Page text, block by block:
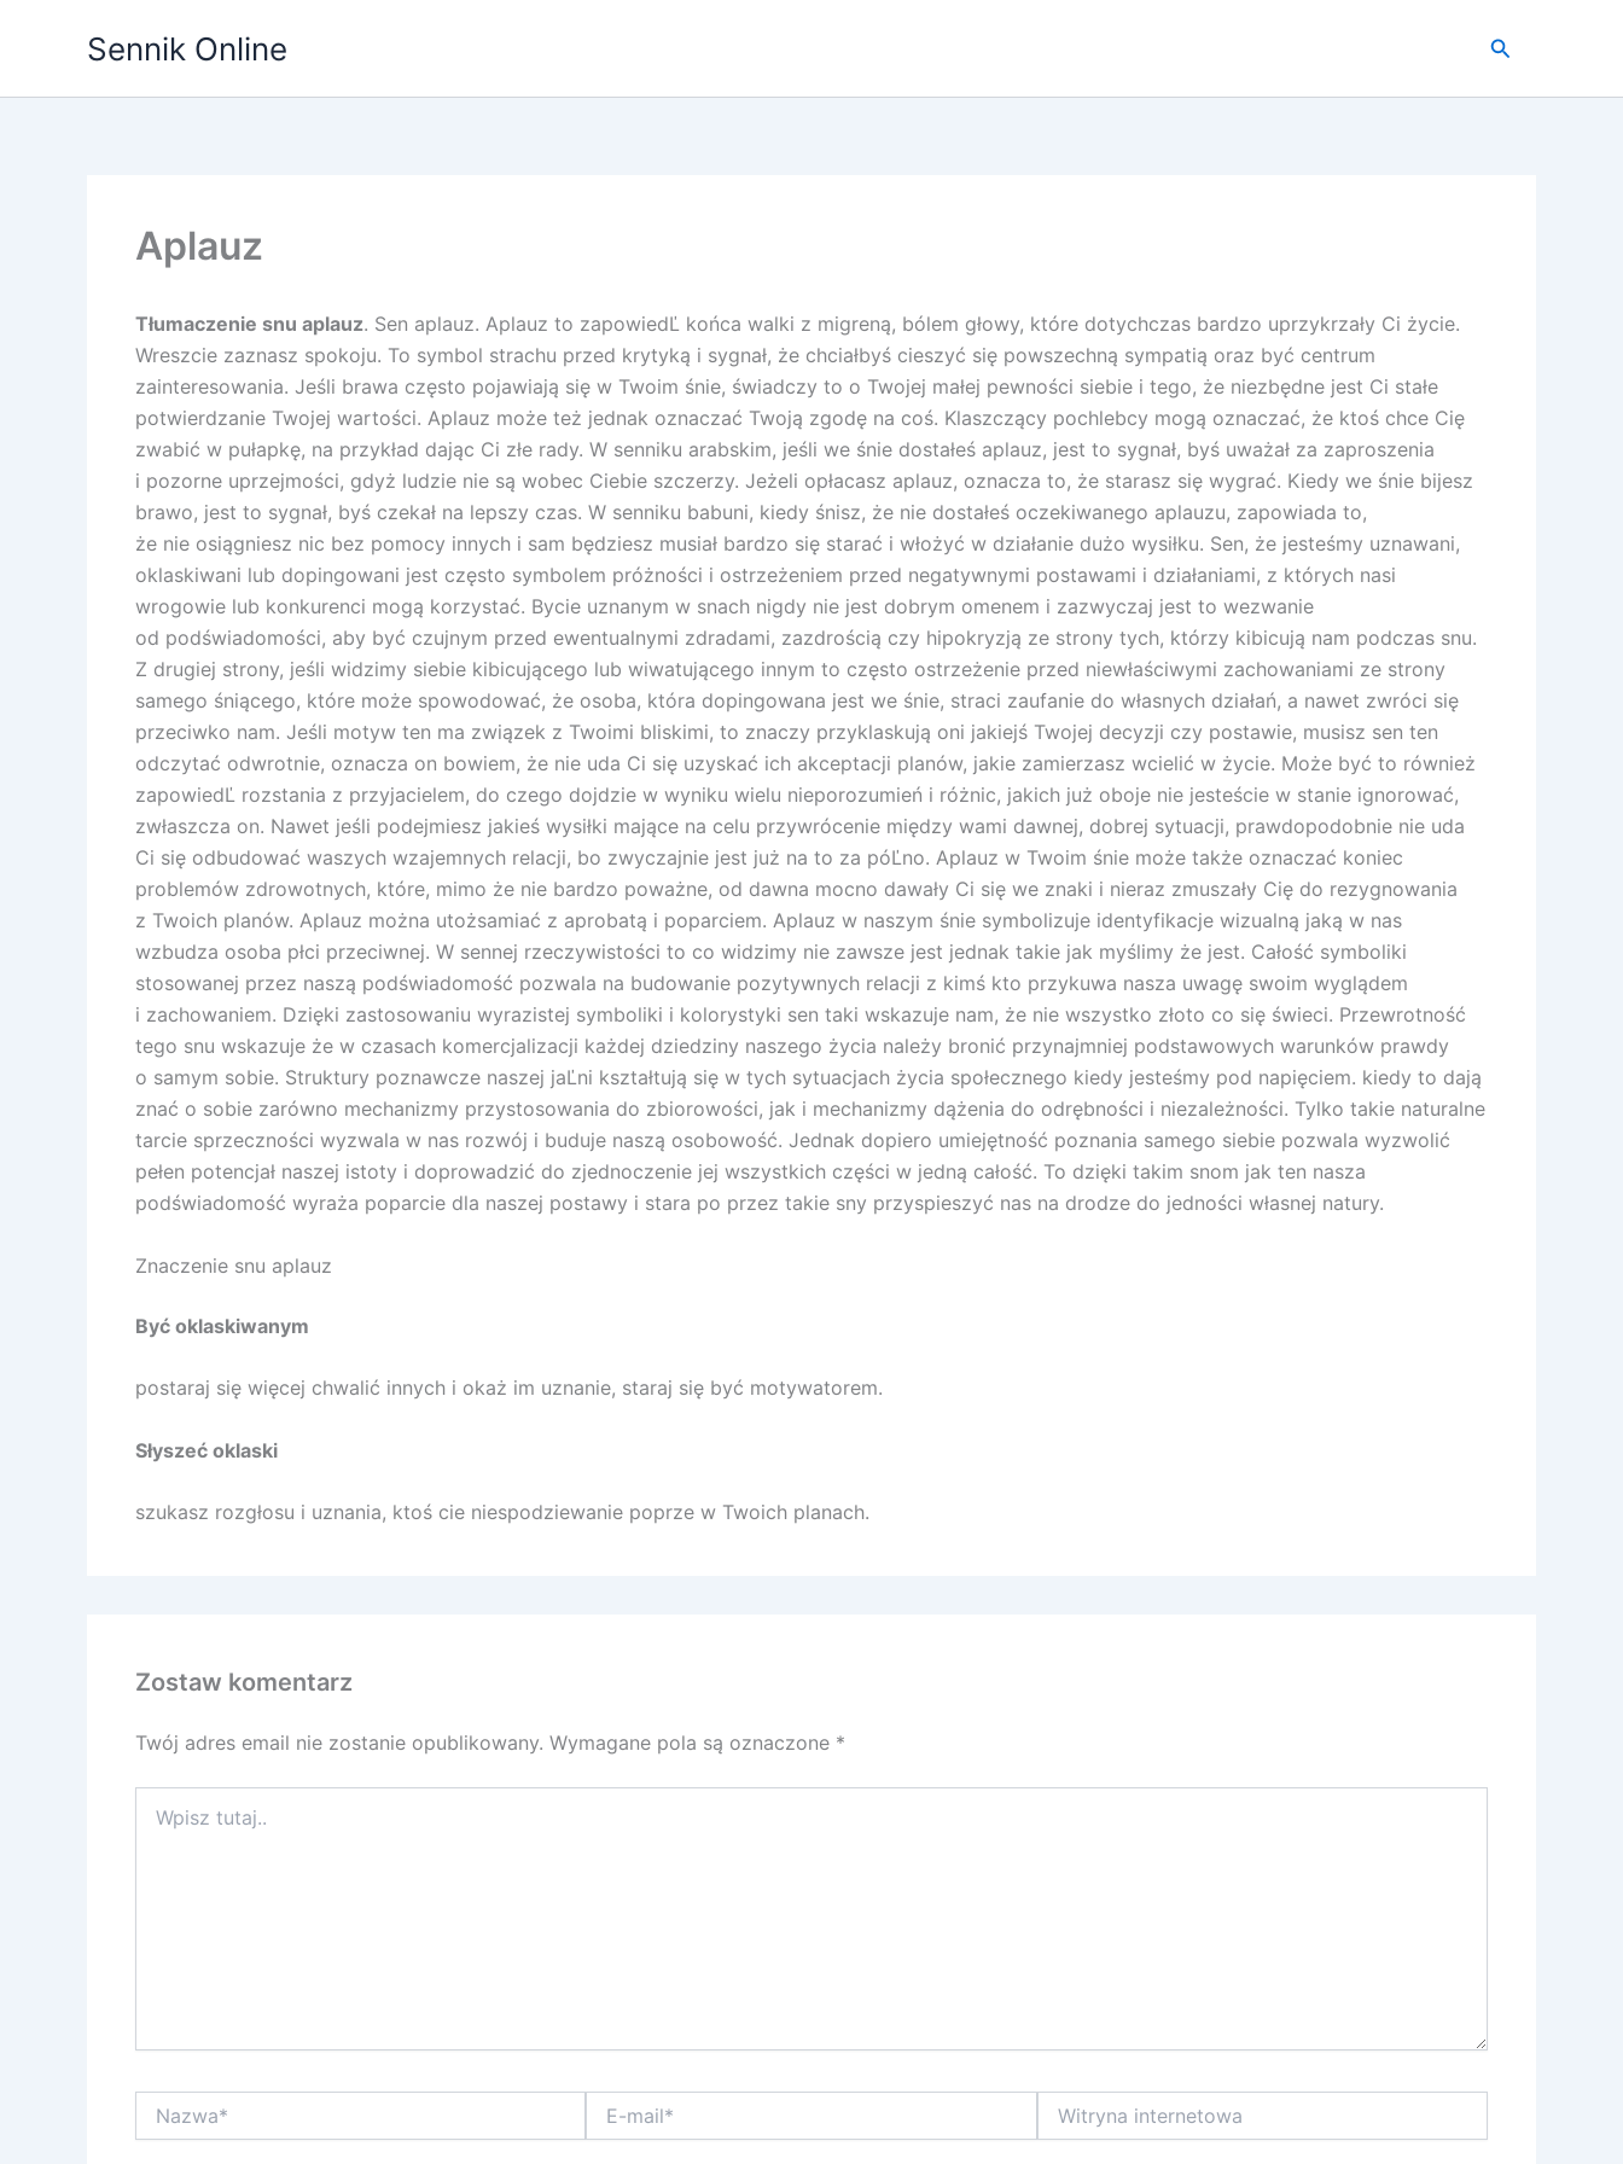
Sennik Online Szukaj
Aplauz
Tłumaczenie snu aplauz. Sen aplauz. Aplauz to zapowiedĽ końca walki z migreną, bólem głowy, które dotychczas bardzo uprzykrzały Ci życie.
Wreszcie zaznasz spokoju. To symbol strachu przed krytyką i sygnał, że chciałbyś cieszyć się powszechną sympatią oraz być centrum
zainteresowania. Jeśli brawa często pojawiają się w Twoim śnie, świadczy to o Twojej małej pewności siebie i tego, że niezbędne jest Ci stałe
potwierdzanie Twojej wartości. Aplauz może też jednak oznaczać Twoją zgodę na coś. Klaszczący pochlebcy mogą oznaczać, że ktoś chce Cię
zwabić w pułapkę, na przykład dając Ci złe rady. W senniku arabskim, jeśli we śnie dostałeś aplauz, jest to sygnał, byś uważał za zaproszenia
i pozorne uprzejmości, gdyż ludzie nie są wobec Ciebie szczerzy. Jeżeli opłacasz aplauz, oznacza to, że starasz się wygrać. Kiedy we śnie bijesz
brawo, jest to sygnał, byś czekał na lepszy czas. W senniku babuni, kiedy śnisz, że nie dostałeś oczekiwanego aplauzu, zapowiada to,
że nie osiągniesz nic bez pomocy innych i sam będziesz musiał bardzo się starać i włożyć w działanie dużo wysiłku. Sen, że jesteśmy uznawani,
oklaskiwani lub dopingowani jest często symbolem próżności i ostrzeżeniem przed negatywnymi postawami i działaniami, z których nasi
wrogowie lub konkurenci mogą korzystać. Bycie uznanym w snach nigdy nie jest dobrym omenem i zazwyczaj jest to wezwanie
od podświadomości, aby być czujnym przed ewentualnymi zdradami, zazdrością czy hipokryzją ze strony tych, którzy kibicują nam podczas snu.
Z drugiej strony, jeśli widzimy siebie kibicującego lub wiwatującego innym to często ostrzeżenie przed niewłaściwymi zachowaniami ze strony
samego śniącego, które może spowodować, że osoba, która dopingowana jest we śnie, straci zaufanie do własnych działań, a nawet zwróci się
przeciwko nam. Jeśli motyw ten ma związek z Twoimi bliskimi, to znaczy przyklaskują oni jakiejś Twojej decyzji czy postawie, musisz sen ten
odczytać odwrotnie, oznacza on bowiem, że nie uda Ci się uzyskać ich akceptacji planów, jakie zamierzasz wcielić w życie. Może być to również
zapowiedĽ rozstania z przyjacielem, do czego dojdzie w wyniku wielu nieporozumień i różnic, jakich już oboje nie jesteście w stanie ignorować,
zwłaszcza on. Nawet jeśli podejmiesz jakieś wysiłki mające na celu przywrócenie między wami dawnej, dobrej sytuacji, prawdopodobnie nie uda
Ci się odbudować waszych wzajemnych relacji, bo zwyczajnie jest już na to za póĽno. Aplauz w Twoim śnie może także oznaczać koniec
problemów zdrowotnych, które, mimo że nie bardzo poważne, od dawna mocno dawały Ci się we znaki i nieraz zmuszały Cię do rezygnowania
z Twoich planów. Aplauz można utożsamiać z aprobatą i poparciem. Aplauz w naszym śnie symbolizuje identyfikacje wizualną jaką w nas
wzbudza osoba płci przeciwnej. W sennej rzeczywistości to co widzimy nie zawsze jest jednak takie jak myślimy że jest. Całość symboliki
stosowanej przez naszą podświadomość pozwala na budowanie pozytywnych relacji z kimś kto przykuwa nasza uwagę swoim wyglądem
i zachowaniem. Dzięki zastosowaniu wyrazistej symboliki i kolorystyki sen taki wskazuje nam, że nie wszystko złoto co się świeci. Przewrotność
tego snu wskazuje że w czasach komercjalizacji każdej dziedziny naszego życia należy bronić przynajmniej podstawowych warunków prawdy
o samym sobie. Struktury poznawcze naszej jaĽni kształtują się w tych sytuacjach życia społecznego kiedy jesteśmy pod napięciem. kiedy to dają
znać o sobie zarówno mechanizmy przystosowania do zbiorowości, jak i mechanizmy dążenia do odrębności i niezależności. Tylko takie naturalne
tarcie sprzeczności wyzwala w nas rozwój i buduje naszą osobowość. Jednak dopiero umiejętność poznania samego siebie pozwala wyzwolić
pełen potencjał naszej istoty i doprowadzić do zjednoczenie jej wszystkich części w jedną całość. To dzięki takim snom jak ten nasza
podświadomość wyraża poparcie dla naszej postawy i stara po przez takie sny przyspieszyć nas na drodze do jedności własnej natury.
Znaczenie snu aplauz
Być oklaskiwanym
postaraj się więcej chwalić innych i okaż im uznanie, staraj się być motywatorem.
Słyszeć oklaski
szukasz rozgłosu i uznania, ktoś cie niespodziewanie poprze w Twoich planach.
Zostaw komentarz
Twój adres email nie zostanie opublikowany. Wymagane pola są oznaczone *
tutaj..
mail*
internetowa